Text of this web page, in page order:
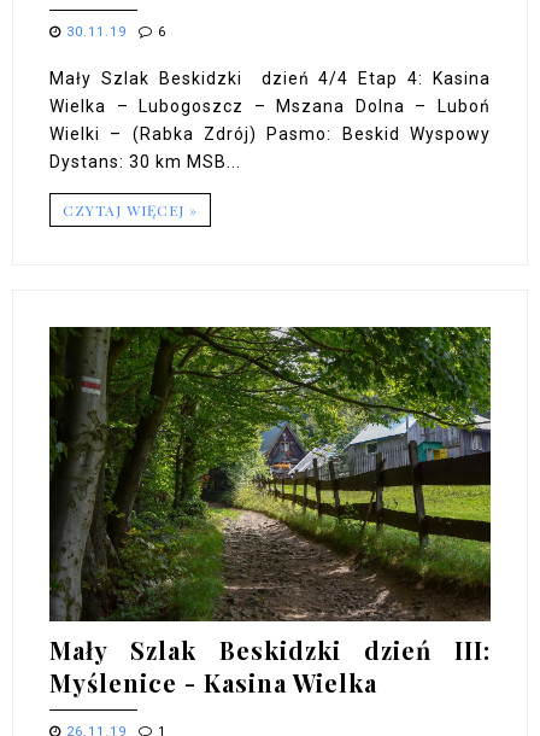
30.11.19 6
Mały Szlak Beskidzki dzień 4/4 Etap 4: Kasina
Wielka – Lubogoszcz – Mszana Dolna – Luboń
Wielki – (Rabka Zdrój) Pasmo: Beskid Wyspowy
Dystans: 30 km MSB...
CZYTAJ WIĘCEJ »
Mały Szlak Beskidzki dzień III:
Myślenice - Kasina Wielka
26.11.19 1